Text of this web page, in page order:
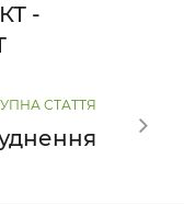
-
СТАТТЯ